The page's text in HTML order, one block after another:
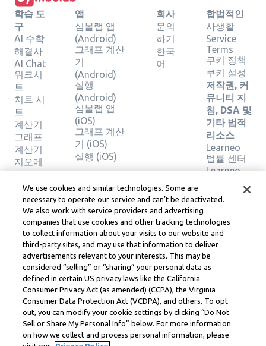
학습 도
구
AI 수학
해결사
AI Chat
워크시
트
치트 시
트
계산기
그래프
계산기
지오메
트리 계
산기
솔루션
확인
앱
심볼랩 앱
(Android)
그래프 계산
기
(Android)
실행
(Android)
심볼랩 앱
(iOS)
그래프 계산
기 (iOS)
실행 (iOS)
회사
문의
하기
한국
어
합법적인
사생활
Service
Terms
쿠키 정책
쿠키 설정
저작권, 커
뮤니티 지
침, DSA 및
기타 법적
리소스
Learneo
법률 센터
Learneo
Symbolab, a Learneo, Inc. business
© Learneo, Inc. 2024
We use cookies and similar technologies. Some are
necessary to operate our service and can’t be deactivated.
We also work with service providers and advertising
companies that use cookies and other tracking technologies
to collect information about your visits to our website and
third-party sites, and may use that information to deliver
advertisements relevant to your interests. This may be
considered “selling” or “sharing” your personal data as
defined in certain US privacy laws like the California
Consumer Privacy Act (as amended) (CCPA), the Virginia
Consumer Data Protection Act (VCDPA), and others. To opt
out, you can modify your cookie settings by clicking “Do Not
Sell or Share My Personal Info” below. For more information
on how we collect and process personal information, please